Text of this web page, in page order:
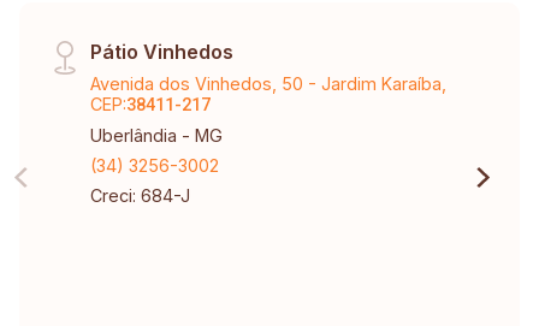
Pátio Vinhedos
Avenida dos Vinhedos, 50 - Jardim Karaíba,
CEP:38411-217
Uberlândia - MG
(34) 3256-3002
Creci: 684-J